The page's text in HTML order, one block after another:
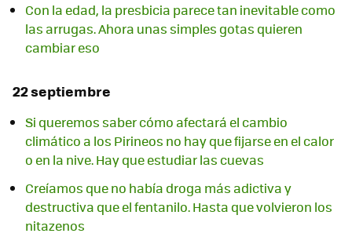
Con la edad, la presbicia parece tan inevitable como
las arrugas. Ahora unas simples gotas quieren
cambiar eso
22 septiembre
Si queremos saber cómo afectará el cambio
climático a los Pirineos no hay que fijarse en el calor
o en la nive. Hay que estudiar las cuevas
Creíamos que no había droga más adictiva y
destructiva que el fentanilo. Hasta que volvieron los
nitazenos